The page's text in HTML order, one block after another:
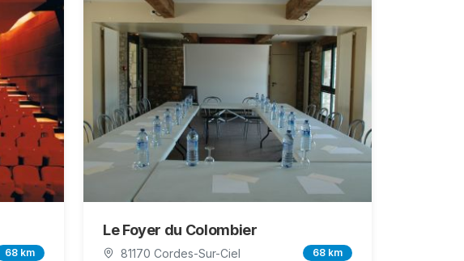
68 km
Le Foyer du Colombier
81170 Cordes-Sur-Ciel 68 km